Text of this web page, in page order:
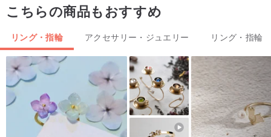
#8 15.5
#9 50.27
#10 16.5 51.84
#11 17 53.41
#12 17.5 54.98
こちらの商品もおすすめ
リング・指輪 アクセサリー・ジュエリー リング・指輪